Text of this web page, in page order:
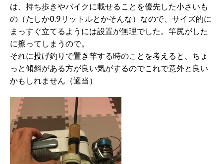
は、持ち歩きやバイクに載せることを優先した小さいも
の（たしか0.9リットルとかそんな）なので、サイズ的に
まっすぐ立てるようには設置が無理でした。竿尻がした
に擦ってしまうので。
それに投げ釣りで置き竿する時のことを考えると、ちょ
っと傾斜がある方が良い気がするのでこれで意外と良い
かもしれません（適当）